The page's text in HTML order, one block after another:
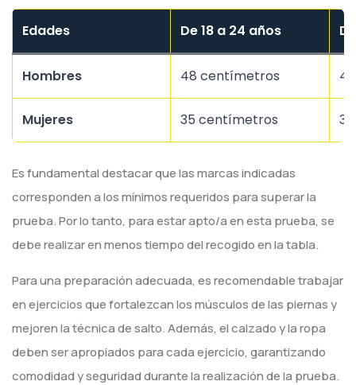
Edades De 18 a 24 años
Hombres 48 centímetros
Mujeres 35 centímetros
Es fundamental destacar que las marcas indicadas
corresponden a los mínimos requeridos para superar la
prueba. Por lo tanto, para estar apto/a en esta prueba, se
debe realizar en menos tiempo del recogido en la tabla.
Para una preparación adecuada, es recomendable trabajar
en ejercicios que fortalezcan los músculos de las piernas y
mejoren la técnica de salto. Además, el calzado y la ropa
deben ser apropiados para cada ejercicio, garantizando
comodidad y seguridad durante la realización de la prueba.